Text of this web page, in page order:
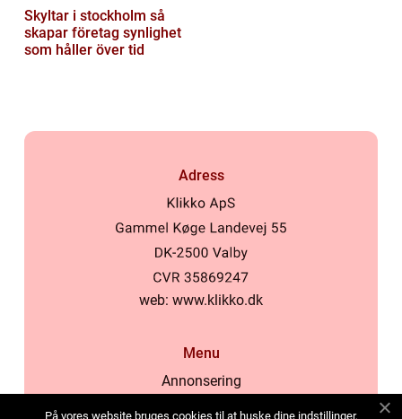
Skyltar i stockholm så
skapar företag synlighet
som håller över tid
Adress
web: www.klikko.dk
Menu
Annonsering
På vores website bruges cookies til at huske dine indstillinger,